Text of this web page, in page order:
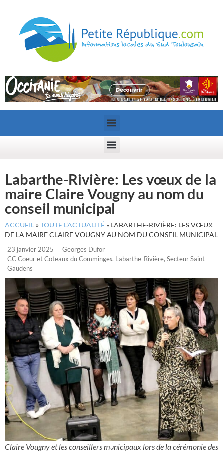
Labarthe-Rivière: Les vœux de la
maire Claire Vougny au nom du
conseil municipal
ACCUEIL »TOUTE L’ACTUALITÉ » LABARTHE-RIVIÈRE: LES VŒUX
DE LA MAIRE CLAIRE VOUGNY AU NOM DU CONSEIL MUNICIPAL
23 janvier 2025
Georges Dufor
CC Coeur et Coteaux du Comminges, Labarthe-Rivière, Secteur Saint
Gaudens
Claire Vougny et les conseillers municipaux lors de la cérémonie des